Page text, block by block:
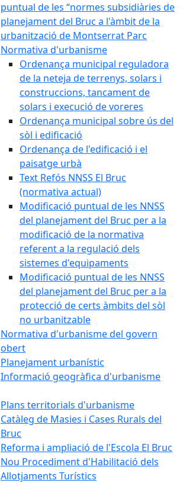
puntual de les “normes subsidiàries de
planejament del Bruc a l'àmbit de la
urbanització de Montserrat Parc
Normativa d'urbanisme
Ordenança municipal reguladora
de la neteja de terrenys, solars i
construccions, tancament de
solars i execució de voreres
Ordenança municipal sobre ús del
sòl i edificació
Ordenança de l'edificació i el
paisatge urbà
Text Refós NNSS El Bruc
(normativa actual)
Modificació puntual de les NNSS
del planejament del Bruc per a la
modificació de la normativa
referent a la regulació dels
sistemes d'equipaments
Modificació puntual de les NNSS
del planejament del Bruc per a la
protecció de certs àmbits del sòl
no urbanitzable
Normativa d'urbanisme del govern
obert
Planejament urbanístic
Informació geogràfica d'urbanisme
Plans territorials d'urbanisme
Catàleg de Masies i Cases Rurals del
Bruc
Reforma i ampliació de l'Escola El Bruc
Nou Procediment d'Habilitació dels
Allotjaments Turístics